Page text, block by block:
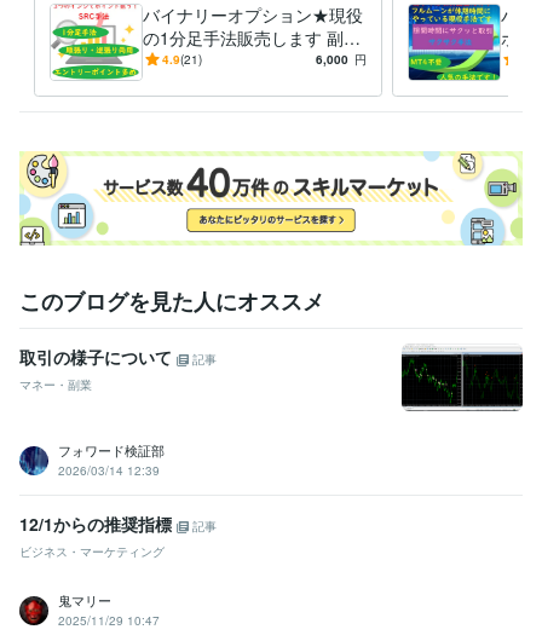
バイナリーオプション★現役
の1分足手法販売します 副業
★スマホでもOK！3つのイン
4.9(21) 6,000 円
バイ
ホで
気
このブログを見た人にオススメ
取引の様子について
記事
マネー・副業
フォワード検証部
2026/03/14 12:39
12/1からの推奨指標
記事
ビジネス・マーケティング
鬼マリー
2025/11/29 10:47